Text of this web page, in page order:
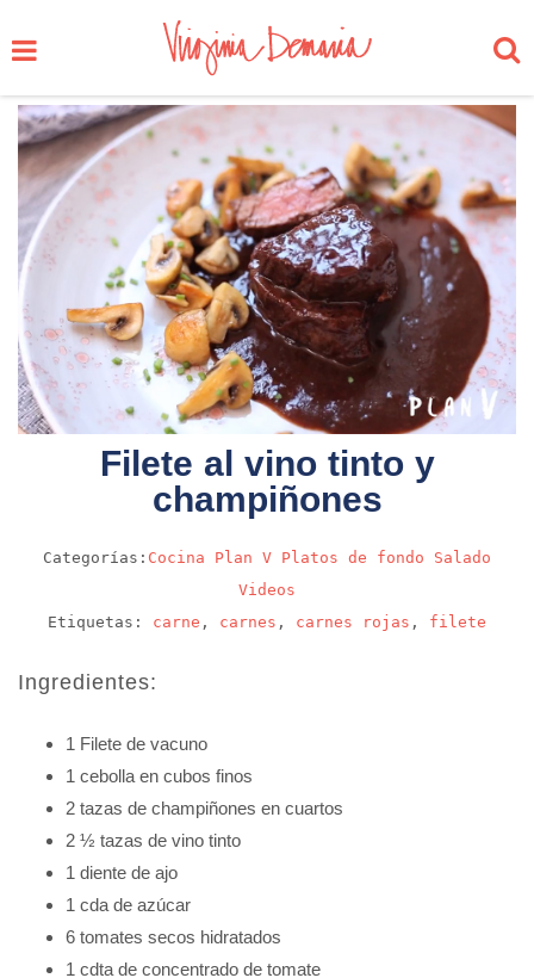
Filete al vino tinto y
champiñones
Categorías: Cocina Plan V Platos de fondo
Salado
Videos
Etiquetas: carne , carnes , carnes rojas , filete
Ingredientes:
1 Filete de vacuno
1 cebolla en cubos finos
2 tazas de champiñones en cuartos
2 ½ tazas de vino tinto
1 diente de ajo
1 cda de azúcar
6 tomates secos hidratados
1 cdta de concentrado de tomate